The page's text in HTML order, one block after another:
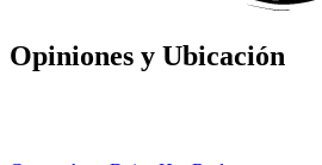
Opiniones y Ubicación